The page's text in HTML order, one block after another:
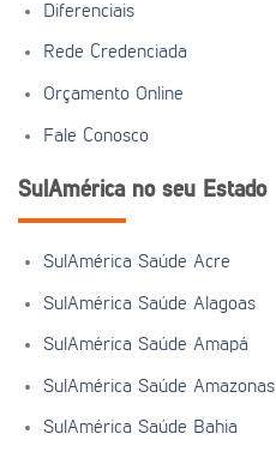
Diferenciais
Rede Credenciada
Orçamento Online
Fale Conosco
SulAmérica no seu Estado
SulAmérica Saúde Acre
SulAmérica Saúde Alagoas
SulAmérica Saúde Amapá
SulAmérica Saúde Amazonas
SulAmérica Saúde Bahia